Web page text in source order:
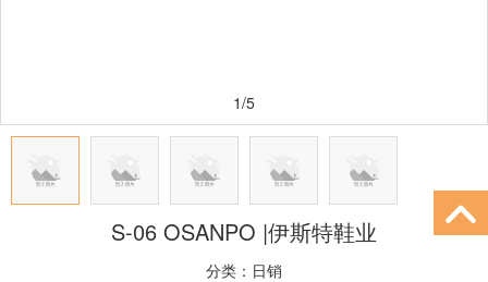
1/5
S-06 OSANPO |伊斯特鞋业
分类： 日销